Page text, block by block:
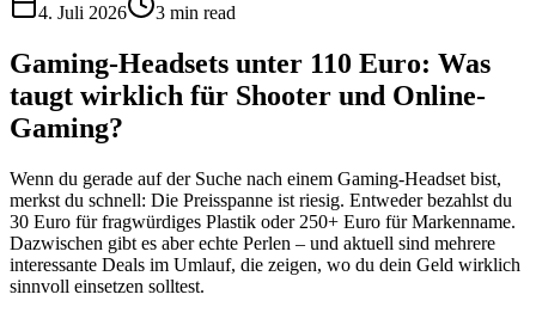
4. Juli 2026 3 min read
Gaming-Headsets unter 110 Euro: Was
taugt wirklich für Shooter und Online-
Gaming?
Wenn du gerade auf der Suche nach einem Gaming-Headset bist,
merkst du schnell: Die Preisspanne ist riesig. Entweder bezahlst du
30 Euro für fragwürdiges Plastik oder 250+ Euro für Markenname.
Dazwischen gibt es aber echte Perlen – und aktuell sind mehrere
interessante Deals im Umlauf, die zeigen, wo du dein Geld wirklich
sinnvoll einsetzen solltest.